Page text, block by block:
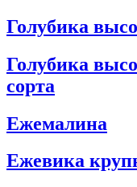
Голубика
Голубика
сорта
Ежемалина
Eжевика